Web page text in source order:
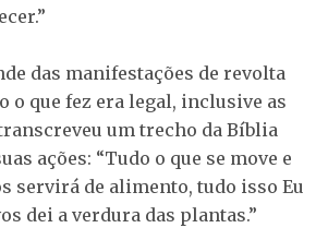
das manifestações de revolta
o que fez era legal, inclusive as
um trecho da Bíblia
ações: “Tudo o que se move e
servirá de alimento, tudo isso Eu
dei a verdura das plantas.”